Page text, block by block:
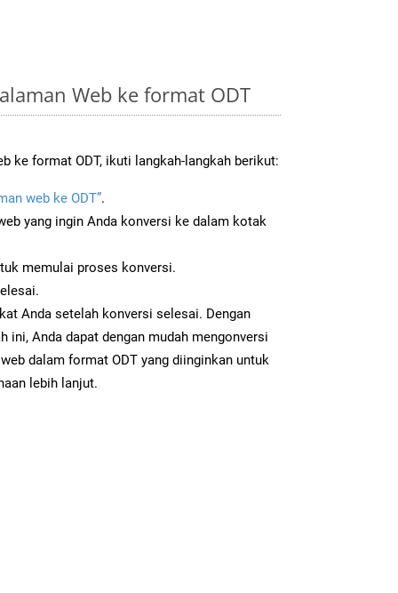
Web ke format ODT
ke format ODT, ikuti langkah-langkah berikut:
web ke ODT”.
yang ingin Anda konversi ke dalam kotak
memulai proses konversi.
Anda setelah konversi selesai. Dengan
ini, Anda dapat dengan mudah mengonversi
dalam format ODT yang diinginkan untuk
lebih lanjut.